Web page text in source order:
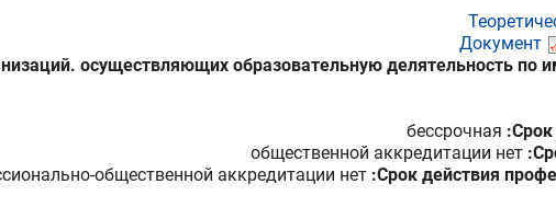
Документ
осуществляющих образовательную делятельность
Срок
бессрочная
общественной аккредитации нет
Срок действия
общественной аккредитации нет